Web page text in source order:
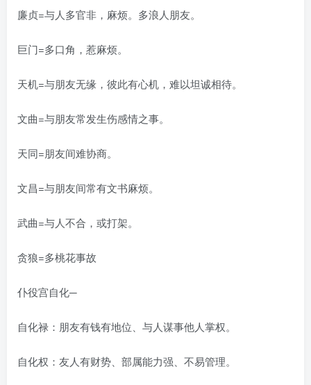
廉贞=与人多官非，麻烦。多浪人朋友。
巨门=多口角，惹麻烦。
天机=与朋友无缘，彼此有心机，难以坦诚相待。
文曲=与朋友常发生伤感情之事。
天同=朋友间难协商。
文昌=与朋友间常有文书麻烦。
武曲=与人不合，或打架。
贪狼=多桃花事故
仆役宫自化─
自化禄：朋友有钱有地位、与人谋事他人掌权。
自化权：友人有财势、部属能力强、不易管理。